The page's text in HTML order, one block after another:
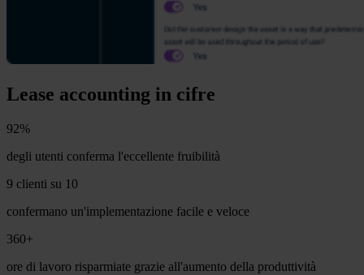
Lease accounting in cifre
92%
degli utenti conferma l'eccellente fruibilità
9 clienti su 10
confermano un'implementazione facile e veloce
360+
ore di lavoro risparmiate grazie all'aumento della produttività